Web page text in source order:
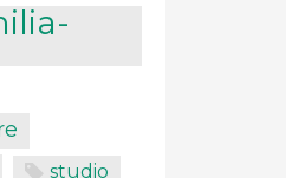
studio